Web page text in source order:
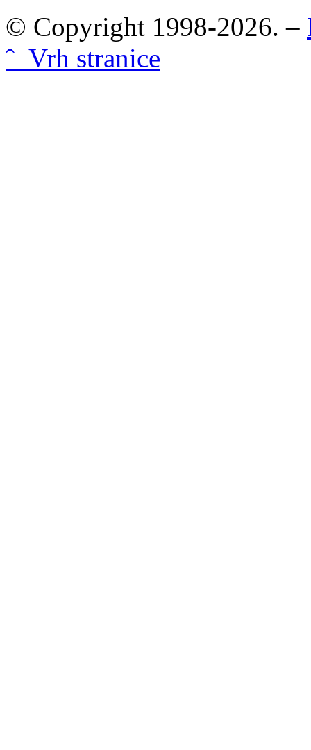
© Copyright 1998-2026. –
ˆ Vrh stranice